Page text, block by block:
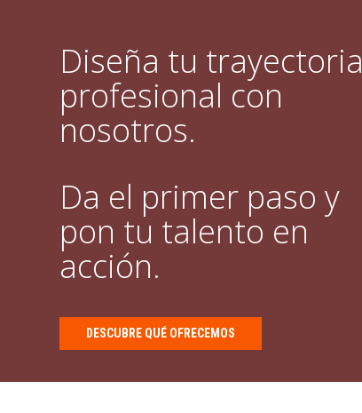
Diseña tu trayectoria
profesional con
nosotros.
Da el primer paso y
pon tu talento en
acción.
DESCUBRE QUÉ OFRECEMOS